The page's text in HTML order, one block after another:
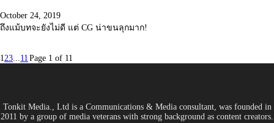
October 24, 2019
ถึงแม้บทจะยังไม่ดี แต่ CG น่าขนลุกมาก!
123...11 Page 1 of 11
Tonkit Media., Ltd is a Communications & Media consultant, was founded in
2011 by a group of media veterans with strong background as content creators.